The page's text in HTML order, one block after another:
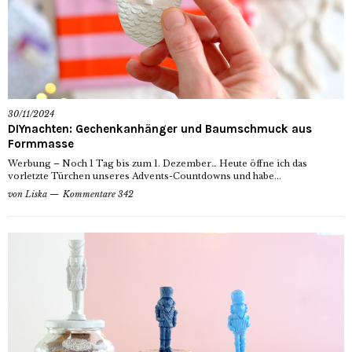
30/11/2024
DIYnachten: Gechenkanhänger und Baumschmuck aus
Formmasse
Werbung – Noch 1 Tag bis zum 1. Dezember… Heute öffne ich das
vorletzte Türchen unseres Advents-Countdowns und habe...
von Liska Kommentare 342